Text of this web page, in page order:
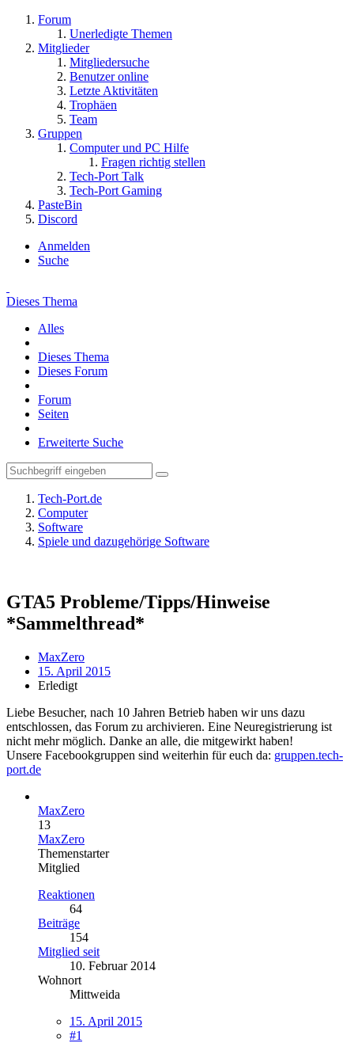
Forum
Unerledigte Themen
Mitglieder
Mitgliedersuche
Benutzer online
Letzte Aktivitäten
Trophäen
Team
Gruppen
Computer und PC Hilfe
Fragen richtig stellen
Tech-Port Talk
Tech-Port Gaming
PasteBin
Discord
Anmelden
Suche
Dieses Thema
Alles
Dieses Thema
Dieses Forum
Forum
Seiten
Erweiterte Suche
Tech-Port.de
Computer
Software
Spiele und dazugehörige Software
GTA5 Probleme/Tipps/Hinweise
*Sammelthread*
MaxZero
15. April 2015
Erledigt
Liebe Besucher, nach 10 Jahren Betrieb haben wir uns dazu
entschlossen, das Forum zu archivieren. Eine Neuregistrierung ist
nicht mehr möglich. Danke an alle, die mitgewirkt haben!
Unsere Facebookgruppen sind weiterhin für euch da: gruppen.tech-
port.de
MaxZero
13
MaxZero
Themenstarter
Mitglied
Reaktionen
64
Beiträge
154
Mitglied seit
10. Februar 2014
Wohnort
Mittweida
15. April 2015
#1